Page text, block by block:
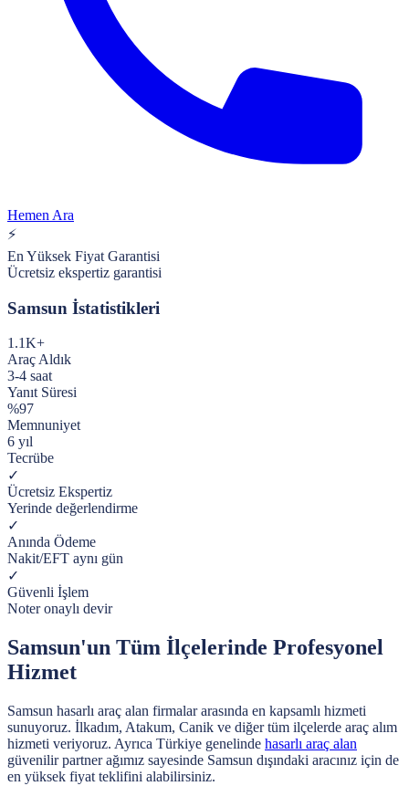
Hemen Ara
⚡
En Yüksek Fiyat Garantisi
Ücretsiz ekspertiz garantisi
Samsun İstatistikleri
1.1K+
Araç Aldık
3-4 saat
Yanıt Süresi
%97
Memnuniyet
6 yıl
Tecrübe
✓
Ücretsiz Ekspertiz
Yerinde değerlendirme
✓
Anında Ödeme
Nakit/EFT aynı gün
✓
Güvenli İşlem
Noter onaylı devir
Samsun'un Tüm İlçelerinde Profesyonel
Hizmet
Samsun hasarlı araç alan firmalar arasında en kapsamlı hizmeti
sunuyoruz. İlkadım, Atakum, Canik ve diğer tüm ilçelerde araç alım
hizmeti veriyoruz. Ayrıca Türkiye genelinde hasarlı araç alan
güvenilir partner ağımız sayesinde Samsun dışındaki aracınız için de
en yüksek fiyat teklifini alabilirsiniz.